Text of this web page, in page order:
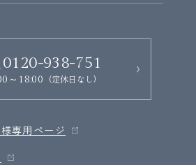
0120-938-751
～18:00 (定休日なし)
専用ページ